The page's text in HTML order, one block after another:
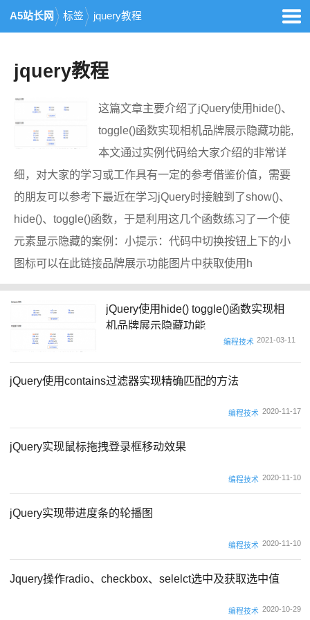
A5站长网 标签 jquery教程
jquery教程
这篇文章主要介绍了jQuery使用hide()、
toggle()函数实现相机品牌展示隐藏功能,
本文通过实例代码给大家介绍的非常详
细，对大家的学习或工作具有一定的参考借鉴价值，需要
的朋友可以参考下最近在学习jQuery时接触到了show()、
hide()、toggle()函数，于是利用这几个函数练习了一个使
元素显示隐藏的案例：小提示：代码中切换按钮上下的小
图标可以在此链接品牌展示功能图片中获取使用h
jQuery使用hide() toggle()函数实现相
机品牌展示隐藏功能
编程技术 2021-03-11
jQuery使用contains过滤器实现精确匹配的方法
编程技术 2020-11-17
jQuery实现鼠标拖拽登录框移动效果
编程技术 2020-11-10
jQuery实现带进度条的轮播图
编程技术 2020-11-10
Jquery操作radio、checkbox、selelct选中及获取选中值
编程技术 2020-10-29